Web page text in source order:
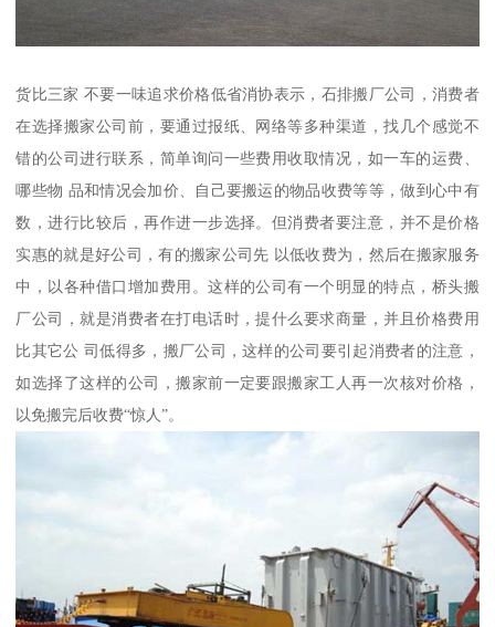
货比三家 不要一味追求价格低省消协表示，石排搬厂公司，消费者
在选择搬家公司前，要通过报纸、网络等多种渠道，找几个感觉不
错的公司进行联系，简单询问一些费用收取情况，如一车的运费、
哪些物 品和情况会加价、自己要搬运的物品收费等等，做到心中有
数，进行比较后，再作进一步选择。但消费者要注意，并不是价格
实惠的就是好公司，有的搬家公司先 以低收费为，然后在搬家服务
中，以各种借口增加费用。这样的公司有一个明显的特点，桥头搬
厂公司，就是消费者在打电话时，提什么要求商量，并且价格费用
比其它公 司低得多，搬厂公司，这样的公司要引起消费者的注意，
如选择了这样的公司，搬家前一定要跟搬家工人再一次核对价格，
以免搬完后收费“惊人”。